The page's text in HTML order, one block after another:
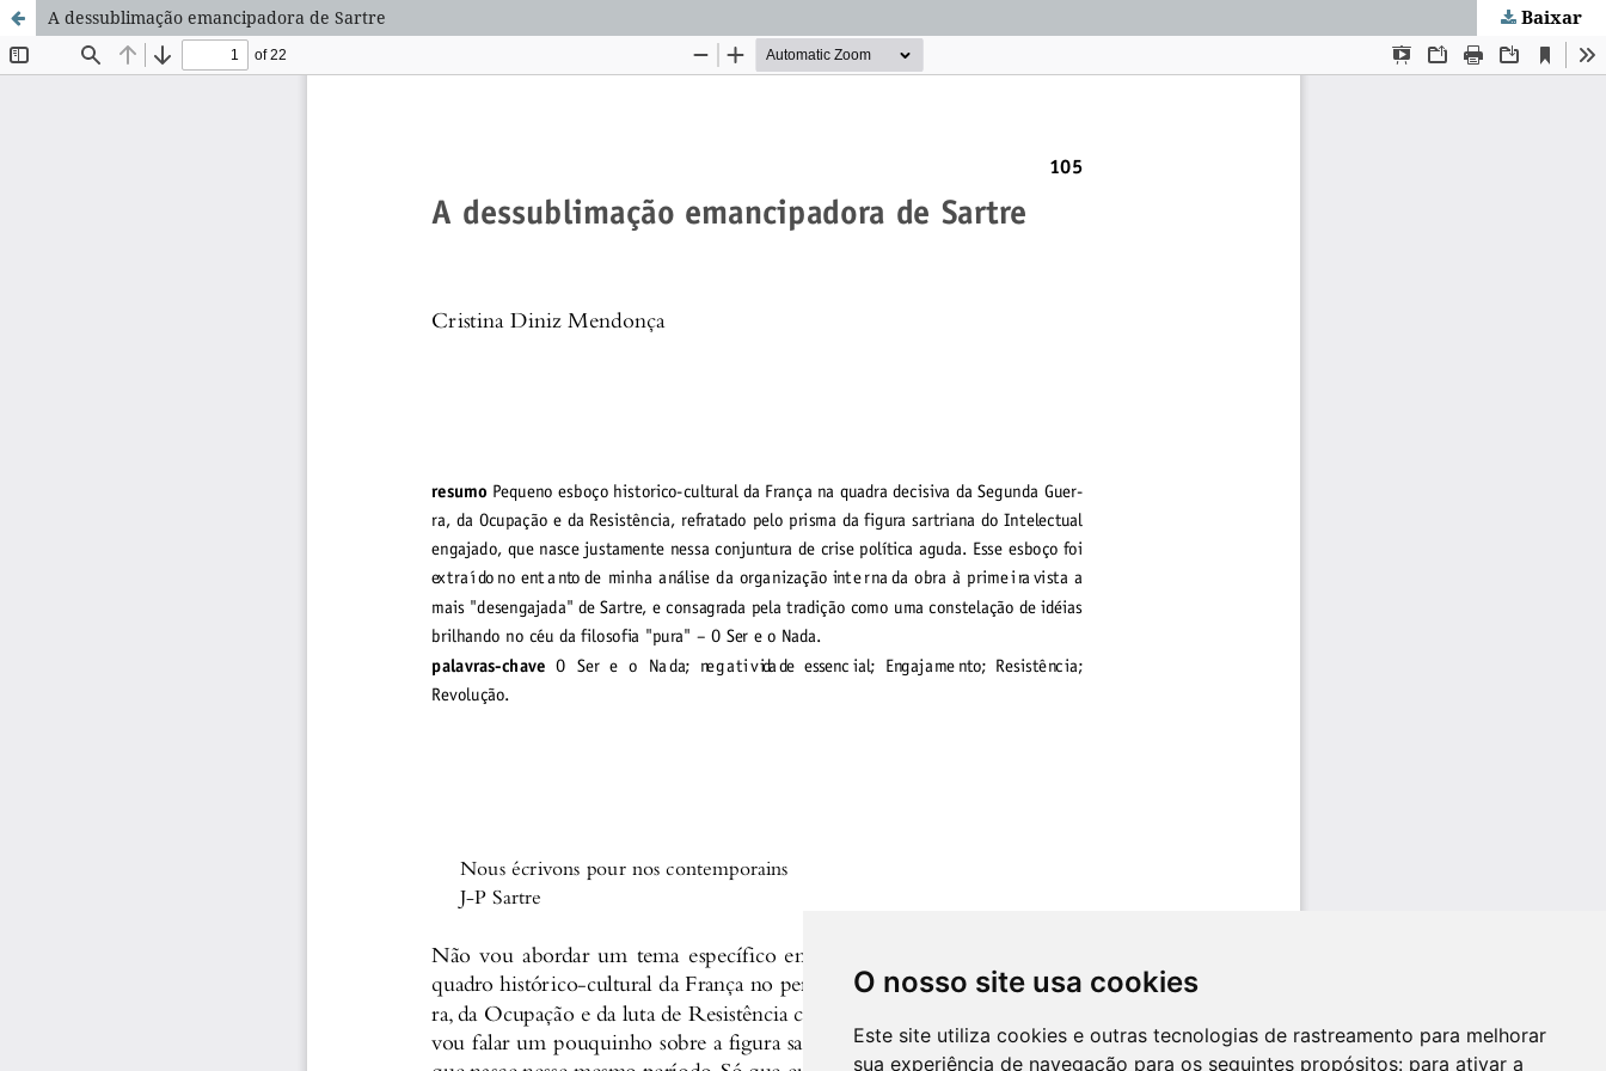
O nosso site usa cookies
Este site utiliza cookies e outras tecnologias de rastreamento para melhorar
sua experiência de navegação para os seguintes propósitos: para ativar a
A dessublimação emancipadora de Sartre Baixar